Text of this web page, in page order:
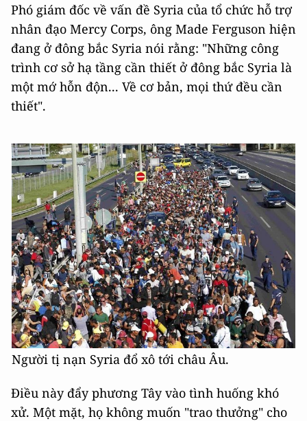
Phó giám đốc về vấn đề Syria của tổ chức hỗ trợ
nhân đạo Mercy Corps, ông Made Ferguson hiện
đang ở đông bắc Syria nói rằng: "Những công
trình cơ sở hạ tầng cần thiết ở đông bắc Syria là
một mớ hỗn độn... Về cơ bản, mọi thứ đều cần
thiết".
Người tị nạn Syria đổ xô tới châu Âu.
Điều này đẩy phương Tây vào tình huống khó
xử. Một mặt, họ không muốn "trao thưởng" cho